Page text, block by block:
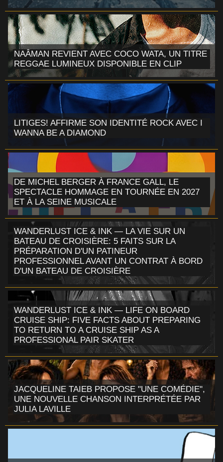
NAÂMAN REVIENT AVEC COCO WATA, UN TITRE
REGGAE LUMINEUX DISPONIBLE EN CLIP
LITIGES! AFFIRME SON IDENTITÉ ROCK AVEC I
WANNA BE A DIAMOND
DE MICHEL BERGER À FRANCE GALL, LE
SPECTACLE HOMMAGE EN TOURNÉE EN 2027
ET À LA SEINE MUSICALE
WANDERLUST ICE & INK — LA VIE SUR UN
BATEAU DE CROISIÈRE: 5 FAITS SUR LA
PRÉPARATION D'UN PATINEUR
PROFESSIONNEL AVANT UN CONTRAT À BORD
D'UN BATEAU DE CROISIÈRE
WANDERLUST ICE & INK — LIFE ON BOARD
CRUISE SHIP: FIVE FACTS ABOUT PREPARING
TO RETURN TO A CRUISE SHIP AS A
PROFESSIONAL PAIR SKATER
JACQUELINE TAIEB PROPOSE "UNE COMÉDIE",
UNE NOUVELLE CHANSON INTERPRÉTÉE PAR
JULIA LAVILLE